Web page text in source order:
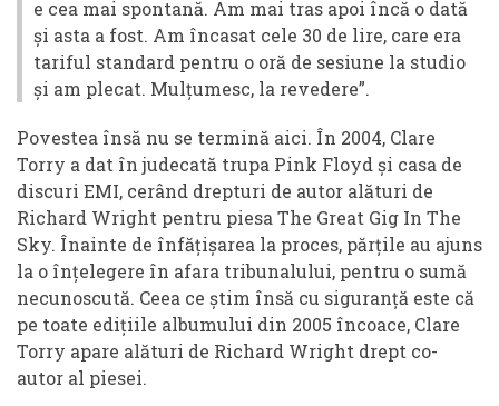
e cea mai spontană. Am mai tras apoi încă o dată
și asta a fost. Am încasat cele 30 de lire, care era
tariful standard pentru o oră de sesiune la studio
și am plecat. Mulțumesc, la revedere”.
Povestea însă nu se termină aici. În 2004, Clare
Torry a dat în judecată trupa Pink Floyd și casa de
discuri EMI, cerând drepturi de autor alături de
Richard Wright pentru piesa The Great Gig In The
Sky. Înainte de înfățișarea la proces, părțile au ajuns
la o înțelegere în afara tribunalului, pentru o sumă
necunoscută. Ceea ce știm însă cu siguranță este că
pe toate edițiile albumului din 2005 încoace, Clare
Torry apare alături de Richard Wright drept co-
autor al piesei.